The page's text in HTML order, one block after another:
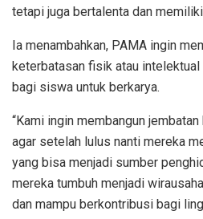
tetapi juga bertalenta dan memiliki
Ia menambahkan, PAMA ingin
keterbatasan fisik atau
bagi siswa untuk berkarya.
“Kami ingin membangun
agar setelah lulus nanti mereka
yang bisa menjadi sumber
mereka tumbuh menjadi
dan mampu berkontribusi bagi